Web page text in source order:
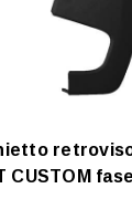
CUSTOM